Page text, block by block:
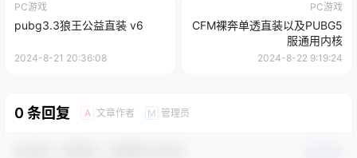
PC游戏
pubg3.3狼王公益直装 v6
2024-8-21 20:36:08
PC游戏
CFM裸奔单透直装以及PUBG5
服通用内核
2024-8-22 9:19:24
0 条回复 A 文章作者 M 管理员